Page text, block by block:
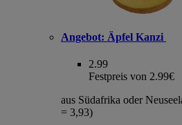
Angebot: Äpfel Kanzi
2.99
Festpreis von 2.99€
aus Südafrika oder
= 3,93)